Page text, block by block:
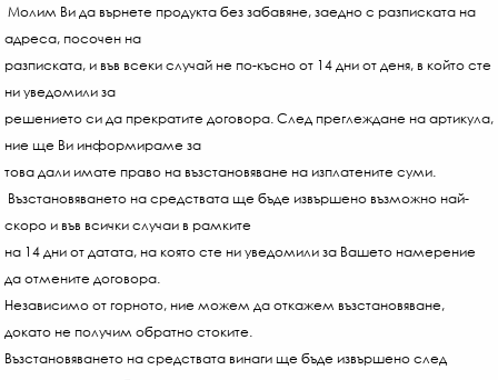
Молим Ви да върнете продукта без забавяне, заедно с разписката на
адреса, посочен на
разписката, и във всеки случай не по-късно от 14 дни от деня, в който сте
ни уведомили за
решението си да прекратите договора. След преглеждане на артикула,
ние ще Ви информираме за
това дали имате право на възстановяване на изплатените суми.
Възстановяването на средствата ще бъде извършено възможно най-
скоро и във всички случаи в рамките
на 14 дни от датата, на която сте ни уведомили за Вашето намерение
да отмените договора.
Независимо от горното, ние можем да откажем възстановяване,
докато не получим обратно стоките.
Възстановяването на средствата винаги ще бъде извършено след